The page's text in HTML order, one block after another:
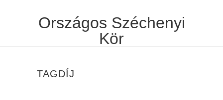
Országos Széchenyi
Kör
TAGDÍJ